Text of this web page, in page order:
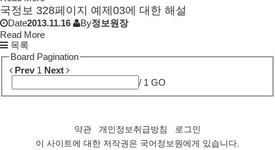
국정보 328페이지 예제03에 대한 해설
Date2013.11.16 By정보원장
Read More
목록
Board Pagination
Prev 1 Next
/ 1GO
약관 개인정보취급방침
로그인
이 사이트에 대한 저작권은 국어정보원에게 있습니다.